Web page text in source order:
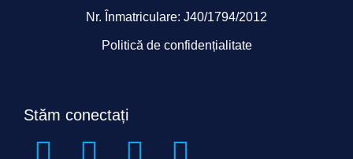
Nr. Înmatriculare: J40/1794/2012
Politică de confidențialitate
Stăm conectați